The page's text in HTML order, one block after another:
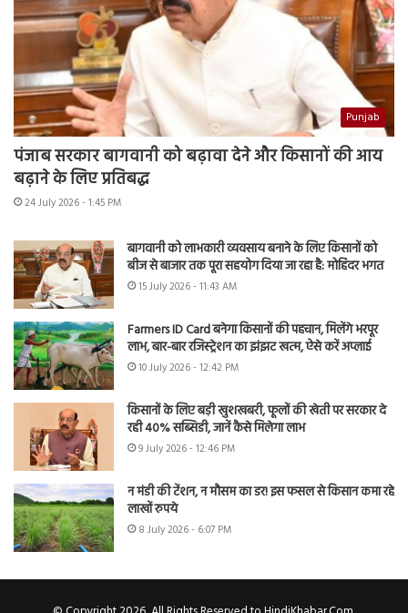
Punjab
पंजाब सरकार बागवानी को बढ़ावा देने और किसानों की आय
बढ़ाने के लिए प्रतिबद्ध
24 July 2026 - 1:45 PM
बागवानी को लाभकारी व्यवसाय बनाने के लिए किसानों को
बीज से बाजार तक पूरा सहयोग दिया जा रहा है: मोहिंदर भगत
15 July 2026 - 11:43 AM
Farmers ID Card बनेगा किसानों की पहचान, मिलेंगे भरपूर
लाभ, बार-बार रजिस्ट्रेशन का झंझट खत्म, ऐसे करें अप्लाई
10 July 2026 - 12:42 PM
किसानों के लिए बड़ी खुशखबरी, फूलों की खेती पर सरकार दे
रही 40% सब्सिडी, जानें कैसे मिलेगा लाभ
9 July 2026 - 12:46 PM
न मंडी की टेंशन, न मौसम का डर! इस फसल से किसान कमा रहे
लाखों रुपये
8 July 2026 - 6:07 PM